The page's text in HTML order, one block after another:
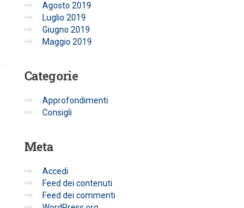
Agosto 2019
Luglio 2019
Giugno 2019
Maggio 2019
Categorie
Approfondimenti
Consigli
Meta
Accedi
Feed dei contenuti
Feed dei commenti